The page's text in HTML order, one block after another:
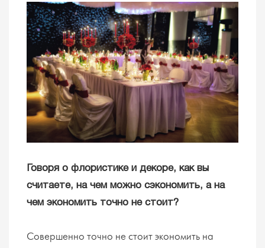
Говоря о флористике и декоре, как вы
считаете, на чем можно сэкономить, а на
чем экономить точно не стоит?
Совершенно точно не стоит экономить на